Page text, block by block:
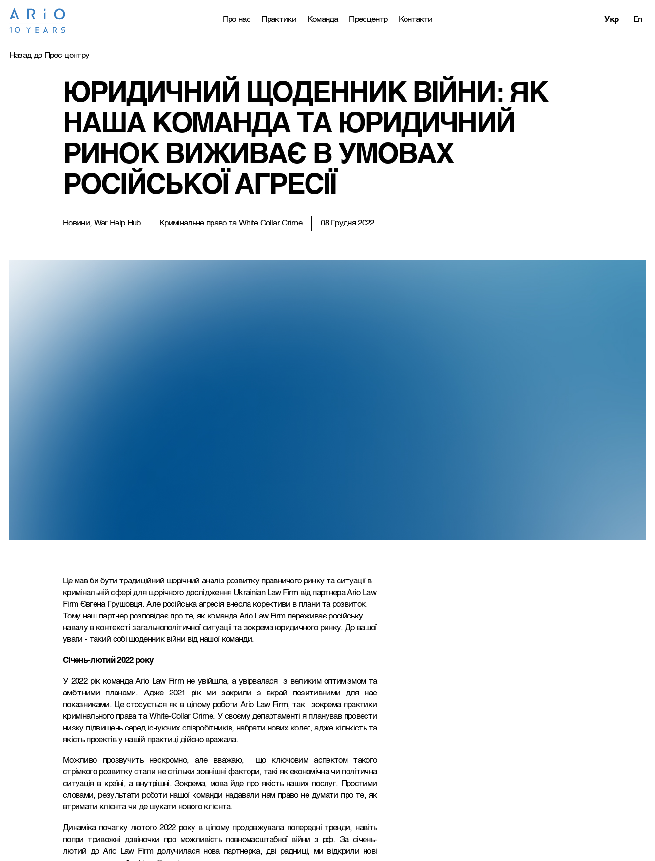
Укр En
Про нас Практики Команда Пресцентр Контакти
Назад до Прес-центру
ЮРИДИЧНИЙ ЩОДЕННИК ВІЙНИ: ЯК
НАША КОМАНДА ТА ЮРИДИЧНИЙ
РИНОК ВИЖИВАЄ В УМОВАХ
РОСІЙСЬКОЇ АГРЕСІЇ
Новини, War Help Hub Кримiнальне право та White Collar Crime 08 Грудня 2022
Це мав би бути традиційний щорічний аналіз розвитку правничого ринку та ситуації в
кримінальній сфері для щорічного дослідження Ukrainian Law Firm від партнера Ario Law
Firm Євгена Грушовця. Але російська агресія внесла корективи в плани та розвиток.
Тому наш партнер розповідає про те, як команда Ario Law Firm переживає російську
навалу в контексті загальнополітичної ситуації та зокрема юридичного ринку. До вашої
уваги - такий собі щоденник війни від нашої команди.
Січень-лютий 2022 року
У 2022 рік командаArio Law Firm не увійшла, а увірвалася з великим оптимізмом та
амбітними планами. Адже 2021 рік ми закрили з вкрай позитивними для нас
показниками. Це стосується як в цілому роботиArio Law Firm, так і зокрема практики
кримінального права таWhite-Collar Crime. У своєму департаменті я планував провести
низку підвищень серед існуючих співробітників, набрати нових колег, адже кількість та
якість проектів у нашій практиці дійсно вражала.
Можливо прозвучить нескромно, але вважаю, що ключовим аспектом такого
стрімкого розвитку стали не стільки зовнішні фактори, такі як економічна чи політична
ситуація в країні, а внутрішні. Зокрема, мова йде про якість наших послуг. Простими
словами, результати роботи нашої команди надавали нам право не думати про те, як
втримати клієнта чи де шукати нового клієнта.
Динаміка початку лютого 2022 року в цілому продовжувала попередні тренди, навіть
попри тривожні дзвіночки про можливість повномасштабної війни з рф. За січень-
лютий доArio Law Firm долучилася нова партнерка, дві радниці, ми відкрили нові